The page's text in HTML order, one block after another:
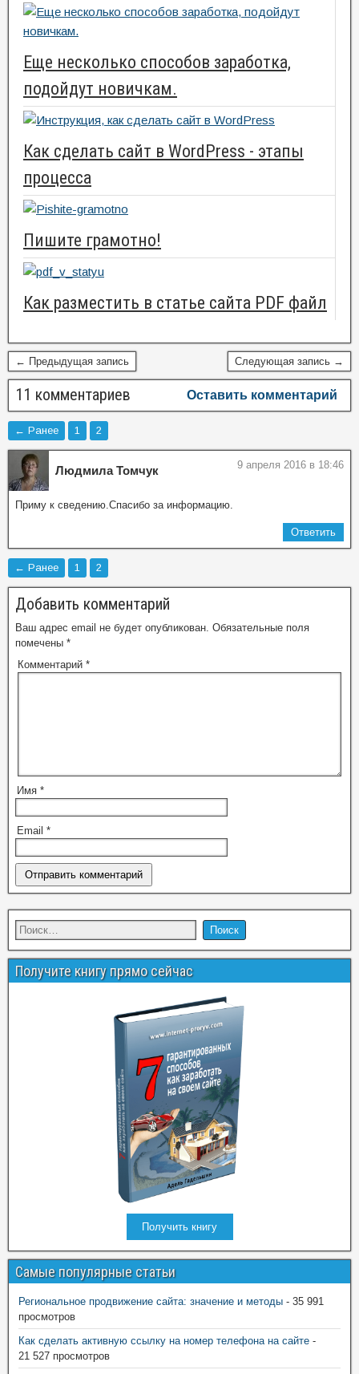
Еще несколько способов заработка,
подойдут новичкам.
Как сделать сайт в WordPress - этапы
процесса
Пишите грамотно!
Как разместить в статье сайта PDF файл
← Предыдущая запись Следующая запись →
11 комментариев Оставить комментарий
← Ранее 1 2
Людмила Томчук 9 апреля 2016 в 18:46
Приму к сведению.Спасибо за информацию.
Ответить
← Ранее 1 2
Добавить комментарий
Ваш адрес email не будет опубликован. Обязательные поля
помечены *
Комментарий *
Имя *
Email *
Получите книгу прямо сейчас
Получить книгу
Самые популярные статьи
Региональное продвижение сайта: значение и методы - 35 991
просмотров
Как сделать активную ссылку на номер телефона на сайте -
21 527 просмотров